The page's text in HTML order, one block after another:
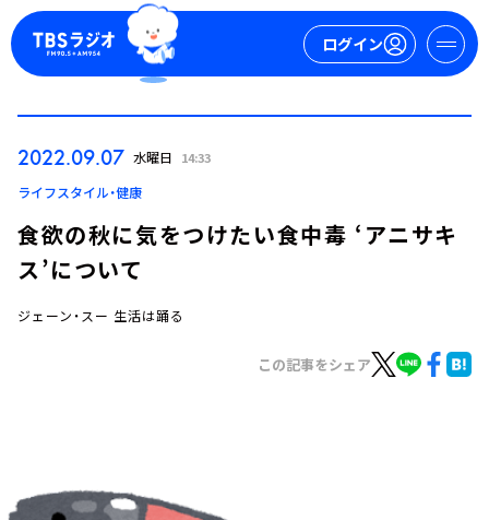
ログイン
ログイン
お知らせ
2022.09.07 水曜日 14:33
ライフスタイル・健康
食欲の秋に気をつけたい食中毒 ‘アニサキ
ス’について
ジェーン・スー 生活は踊る
この記事をシェア